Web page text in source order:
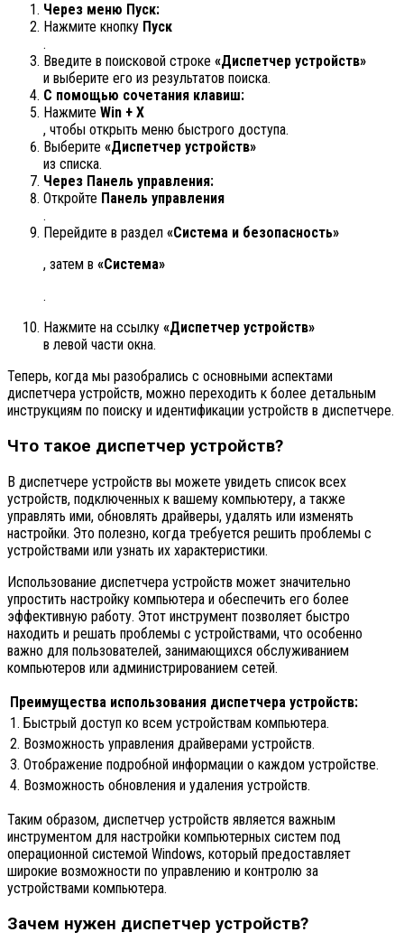
Через меню Пуск:
Нажмите кнопку Пуск
.
Введите в поисковой строке «Диспетчер устройств»
и выберите его из результатов поиска.
С помощью сочетания клавиш:
Нажмите Win + X
, чтобы открыть меню быстрого доступа.
Выберите «Диспетчер устройств»
из списка.
Через Панель управления:
Откройте Панель управления
.
Перейдите в раздел «Система и безопасность»
, затем в «Система»
.
Нажмите на ссылку «Диспетчер устройств»
в левой части окна.
Теперь, когда мы разобрались с основными аспектами
диспетчера устройств, можно переходить к более детальным
инструкциям по поиску и идентификации устройств в диспетчере.
Что такое диспетчер устройств?
В диспетчере устройств вы можете увидеть список всех
устройств, подключенных к вашему компьютеру, а также
управлять ими, обновлять драйверы, удалять или изменять
настройки. Это полезно, когда требуется решить проблемы с
устройствами или узнать их характеристики.
Использование диспетчера устройств может значительно
упростить настройку компьютера и обеспечить его более
эффективную работу. Этот инструмент позволяет быстро
находить и решать проблемы с устройствами, что особенно
важно для пользователей, занимающихся обслуживанием
компьютеров или администрированием сетей.
Преимущества использования диспетчера устройств:
1. Быстрый доступ ко всем устройствам компьютера.
2. Возможность управления драйверами устройств.
3. Отображение подробной информации о каждом устройстве.
4. Возможность обновления и удаления устройств.
Таким образом, диспетчер устройств является важным
инструментом для настройки компьютерных систем под
операционной системой Windows, который предоставляет
широкие возможности по управлению и контролю за
устройствами компьютера.
Зачем нужен диспетчер устройств?